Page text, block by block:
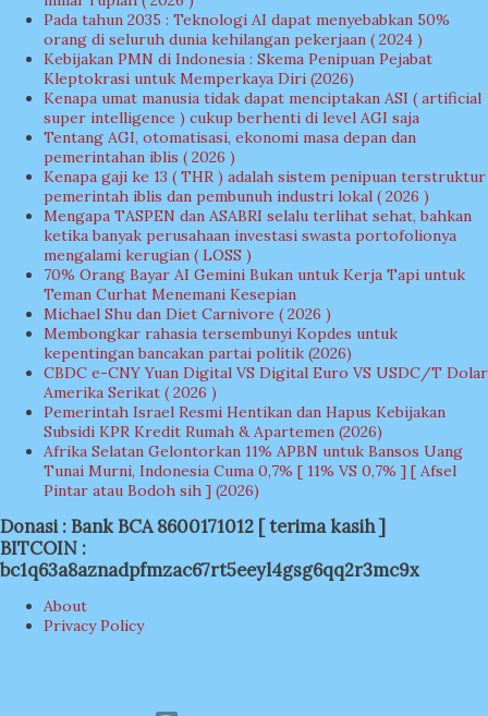
Pada tahun 2035 : Teknologi AI dapat menyebabkan 50%
orang di seluruh dunia kehilangan pekerjaan ( 2024 )
Kebijakan PMN di Indonesia : Skema Penipuan Pejabat
Kleptokrasi untuk Memperkaya Diri (2026)
Kenapa umat manusia tidak dapat menciptakan ASI ( artificial
super intelligence ) cukup berhenti di level AGI saja
Tentang AGI, otomatisasi, ekonomi masa depan dan
pemerintahan iblis ( 2026 )
Kenapa gaji ke 13 ( THR ) adalah sistem penipuan terstruktur
pemerintah iblis dan pembunuh industri lokal ( 2026 )
Mengapa TASPEN dan ASABRI selalu terlihat sehat, bahkan
ketika banyak perusahaan investasi swasta portofolionya
mengalami kerugian ( LOSS )
70% Orang Bayar AI Gemini Bukan untuk Kerja Tapi untuk
Teman Curhat Menemani Kesepian
Michael Shu dan Diet Carnivore ( 2026 )
Membongkar rahasia tersembunyi Kopdes untuk
kepentingan bancakan partai politik (2026)
CBDC e-CNY Yuan Digital VS Digital Euro VS USDC/T Dolar
Amerika Serikat ( 2026 )
Pemerintah Israel Resmi Hentikan dan Hapus Kebijakan
Subsidi KPR Kredit Rumah & Apartemen (2026)
Afrika Selatan Gelontorkan 11% APBN untuk Bansos Uang
Tunai Murni, Indonesia Cuma 0,7% [ 11% VS 0,7% ] [ Afsel
Pintar atau Bodoh sih ] (2026)
Donasi : Bank BCA 8600171012 [ terima kasih ]
BITCOIN :
bc1q63a8aznadpfmzac67rt5eeyl4gsg6qq2r3mc9x
About
Privacy Policy